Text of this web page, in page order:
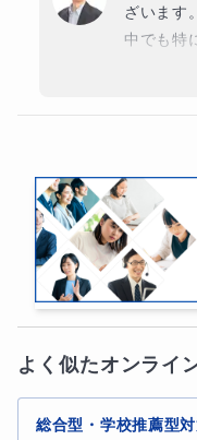
ざいます
中でも特
生懸命
持って試
もとて
心よりお
よく似たオンライ
総合型・学校推薦型